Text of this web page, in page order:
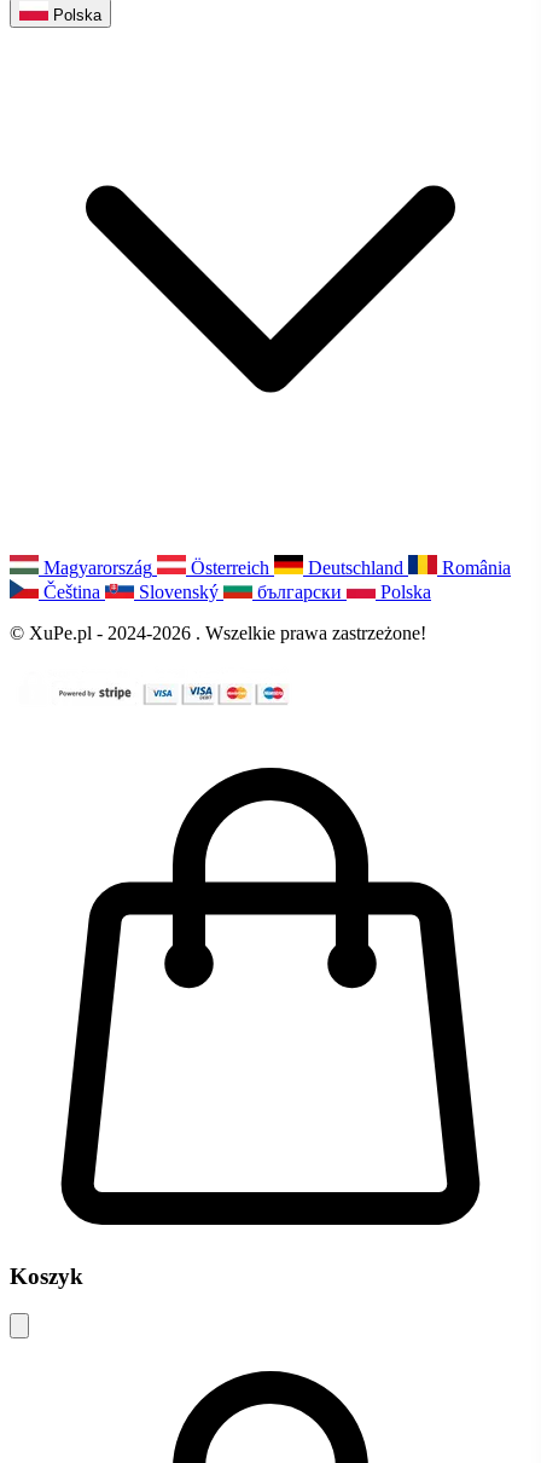
Polska
Magyarország Österreich Deutschland
România
Čeština
Slovenský български
Polska
© XuPe.pl - 2024-2026 . Wszelkie prawa zastrzeżone!
Koszyk